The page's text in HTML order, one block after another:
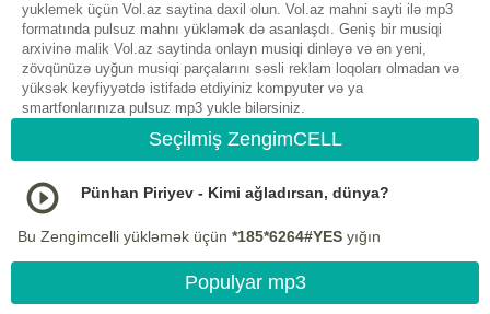
yuklemek üçün Vol.az saytina daxil olun. Vol.az mahni sayti ilə mp3
formatında pulsuz mahnı yükləmək də asanlaşdı. Geniş bir musiqi
arxivinə malik Vol.az saytinda onlayn musiqi dinləyə və ən yeni,
zövqünüzə uyğun musiqi parçalarını səsli reklam loqoları olmadan və
yüksək keyfiyyətdə istifadə etdiyiniz kompyuter və ya
smartfonlarınıza pulsuz mp3 yukle bilərsiniz.
Seçilmiş ZengimCELL
Pünhan Piriyev - Kimi ağladırsan, dünya?
Bu Zengimcelli yükləmək üçün *185*6264#YES yığın
Populyar mp3